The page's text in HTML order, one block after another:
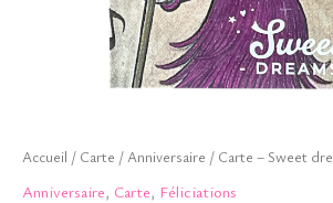
Accueil / Carte /Anniversaire / Carte – Sweet
Anniversaire, Carte, Féliciations